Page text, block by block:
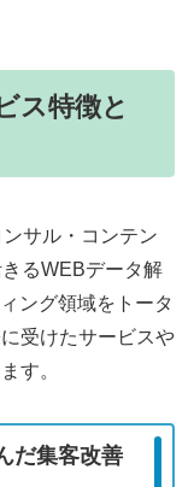
ス特徴と
サル・コンテン
るWEBデータ解
ング領域をトータ
受けたサービスや
す。
だ集客改善